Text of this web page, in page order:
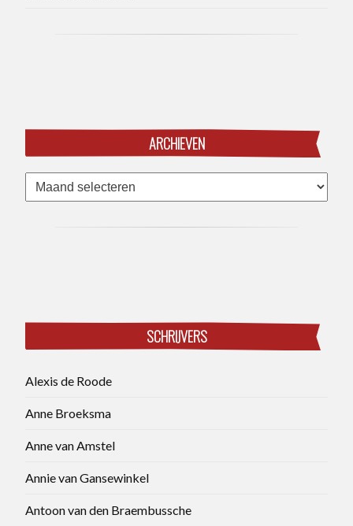
ARCHIEVEN
Archieven
SCHRIJVERS
Alexis de Roode
Anne Broeksma
Anne van Amstel
Annie van Gansewinkel
Antoon van den Braembussche